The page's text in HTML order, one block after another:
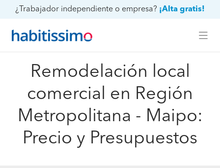
¿Trabajador independiente o empresa? ¡Alta gratis!
Remodelación local
comercial en Región
Metropolitana - Maipo:
Precio y Presupuestos